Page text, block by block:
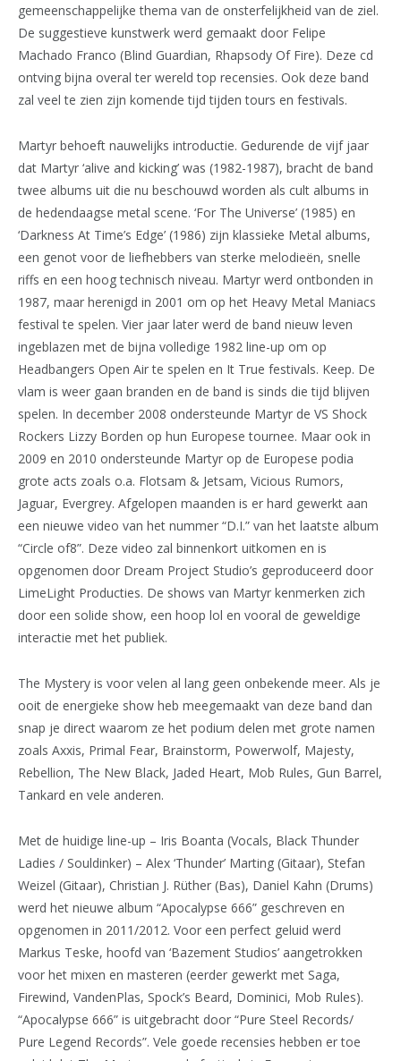
gemeenschappelijke thema van de onsterfelijkheid van de ziel.
De suggestieve kunstwerk werd gemaakt door Felipe
Machado Franco (Blind Guardian, Rhapsody Of Fire). Deze cd
ontving bijna overal ter wereld top recensies. Ook deze band
zal veel te zien zijn komende tijd tijden tours en festivals.
Martyr behoeft nauwelijks introductie. Gedurende de vijf jaar
dat Martyr ‘alive and kicking’ was (1982-1987), bracht de band
twee albums uit die nu beschouwd worden als cult albums in
de hedendaagse metal scene. ‘For The Universe’ (1985) en
‘Darkness At Time’s Edge’ (1986) zijn klassieke Metal albums,
een genot voor de liefhebbers van sterke melodieën, snelle
riffs en een hoog technisch niveau. Martyr werd ontbonden in
1987, maar herenigd in 2001 om op het Heavy Metal Maniacs
festival te spelen. Vier jaar later werd de band nieuw leven
ingeblazen met de bijna volledige 1982 line-up om op
Headbangers Open Air te spelen en It True festivals. Keep. De
vlam is weer gaan branden en de band is sinds die tijd blijven
spelen. In december 2008 ondersteunde Martyr de VS Shock
Rockers Lizzy Borden op hun Europese tournee. Maar ook in
2009 en 2010 ondersteunde Martyr op de Europese podia
grote acts zoals o.a. Flotsam & Jetsam, Vicious Rumors,
Jaguar, Evergrey. Afgelopen maanden is er hard gewerkt aan
een nieuwe video van het nummer “D.I.” van het laatste album
“Circle of8”. Deze video zal binnenkort uitkomen en is
opgenomen door Dream Project Studio’s geproduceerd door
LimeLight Producties. De shows van Martyr kenmerken zich
door een solide show, een hoop lol en vooral de geweldige
interactie met het publiek.
The Mystery is voor velen al lang geen onbekende meer. Als je
ooit de energieke show heb meegemaakt van deze band dan
snap je direct waarom ze het podium delen met grote namen
zoals Axxis, Primal Fear, Brainstorm, Powerwolf, Majesty,
Rebellion, The New Black, Jaded Heart, Mob Rules, Gun Barrel,
Tankard en vele anderen.
Met de huidige line-up – Iris Boanta (Vocals, Black Thunder
Ladies / Souldinker) – Alex ‘Thunder’ Marting (Gitaar), Stefan
Weizel (Gitaar), Christian J. Rüther (Bas), Daniel Kahn (Drums)
werd het nieuwe album “Apocalypse 666” geschreven en
opgenomen in 2011/2012. Voor een perfect geluid werd
Markus Teske, hoofd van ‘Bazement Studios’ aangetrokken
voor het mixen en masteren (eerder gewerkt met Saga,
Firewind, VandenPlas, Spock’s Beard, Dominici, Mob Rules).
“Apocalypse 666” is uitgebracht door “Pure Steel Records/
Pure Legend Records”. Vele goede recensies hebben er toe